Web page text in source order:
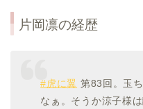
片岡凛の経歴
#虎に翼 第83回。玉
なぁ。そうか涼子様